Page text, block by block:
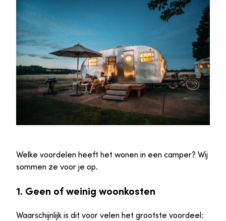
Welke voordelen heeft het wonen in een camper? Wij
sommen ze voor je op.
1. Geen of weinig woonkosten
Waarschijnlijk is dit voor velen het grootste voordeel: